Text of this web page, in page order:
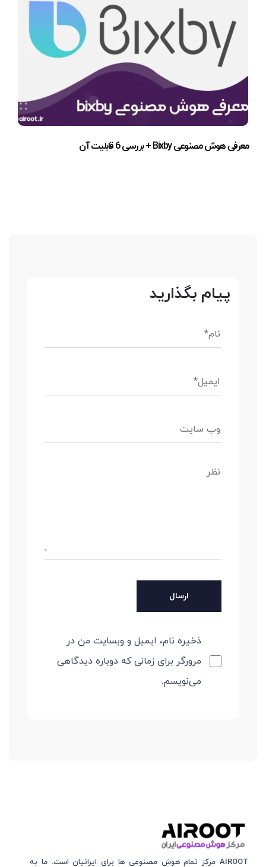
معرفی هوش مصنوعی Bixby + بررسی 6 قابلیت آن
پیام بگذارید
ذخیره نام، ایمیل و وبسایت من در
مرورگر برای زمانی که دوباره دیدگاهی
می‌نویسم.
AIROOT مرکز تمام هوش مصنوعی‌‌‌ ها برای ایرانیان است. ما به